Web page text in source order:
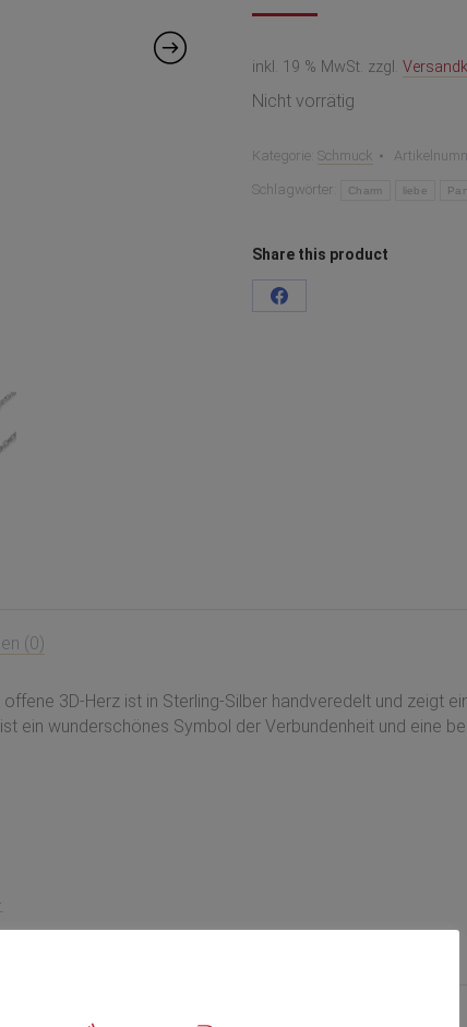
inkl. 19 % MwSt. zzgl.
Nicht vorrätig
Kategorie: Schmuck
Schlagwörter: Charm liebe
Share this product
Teilen
(0)
3D-Herz ist in Sterling-Silber handveredelt und zeigt
ein wunderschönes Symbol der Verbundenheit und eine